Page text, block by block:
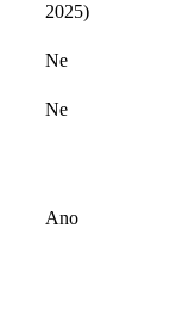
2025)
Ne
Ne
Ano